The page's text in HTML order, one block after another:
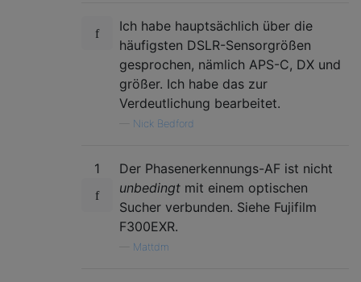
Ich habe hauptsächlich über die
häufigsten DSLR-Sensorgrößen
gesprochen, nämlich APS-C, DX und
größer. Ich habe das zur
Verdeutlichung bearbeitet.
Nick Bedford
1
Der Phasenerkennungs-AF ist nicht
unbedingt mit einem optischen
Sucher verbunden. Siehe Fujifilm
F300EXR.
Mattdm